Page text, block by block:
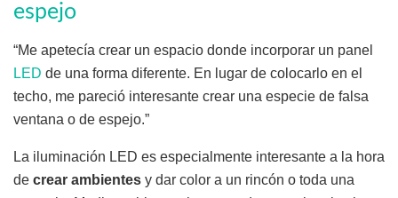
espejo
“Me apetecía crear un espacio donde incorporar un panel
LED de una forma diferente. En lugar de colocarlo en el
techo, me pareció interesante crear una especie de falsa
ventana o de espejo.”
La iluminación LED es especialmente interesante a la hora
de crear ambientes y dar color a un rincón o toda una